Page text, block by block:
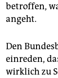
epaper login
betroffen,
angeht.
Den
einreden,
wirklich zu